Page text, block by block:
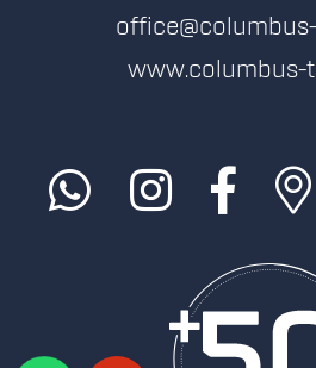
www.columbus-